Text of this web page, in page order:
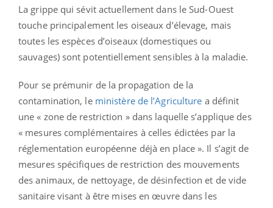
La grippe qui sévit actuellement dans le Sud-Ouest
touche principalement les oiseaux d’élevage, mais
toutes les espèces d’oiseaux (domestiques ou
sauvages) sont potentiellement sensibles à la maladie.
Pour se prémunir de la propagation de la
contamination, le ministère de l’Agriculture a définit
une « zone de restriction » dans laquelle s’applique des
« mesures complémentaires à celles édictées par la
réglementation européenne déjà en place ». Il s’agit de
mesures spécifiques de restriction des mouvements
des animaux, de nettoyage, de désinfection et de vide
sanitaire visant à être mises en œuvre dans les